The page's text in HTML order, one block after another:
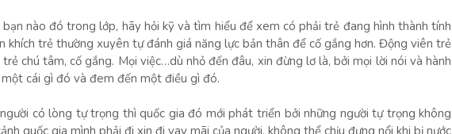
nào đó trong lớp, hãy hỏi kỹ và tìm hiểu để xem có phải trẻ đang hình thành tính
khích trẻ thường xuyên tự đánh giá năng lực bản thân để cố gắng hơn. Động viên trẻ
chú tâm, cố gắng. Mọi việc…dù nhỏ đến đâu, xin đừng lơ là, bởi mọi lời nói và hành
cái gì đó và đem đến một điều gì đó.
có lòng tự trọng thì quốc gia đó mới phát triển bởi những người tự trọng không
quốc gia mình phải đi xin đi vay mãi của người, không thể chịu đựng nổi khi bị nước